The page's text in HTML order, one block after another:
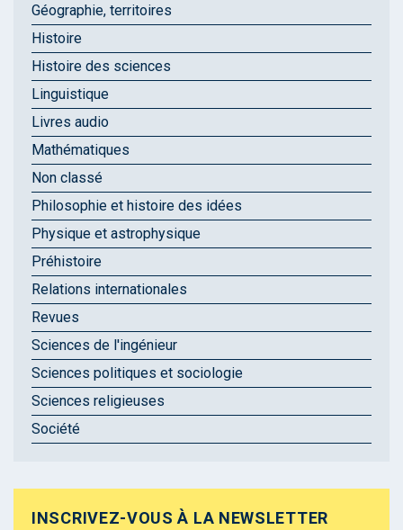
Géographie, territoires
Histoire
Histoire des sciences
Linguistique
Livres audio
Mathématiques
Non classé
Philosophie et histoire des idées
Physique et astrophysique
Préhistoire
Relations internationales
Revues
Sciences de l'ingénieur
Sciences politiques et sociologie
Sciences religieuses
Société
INSCRIVEZ-VOUS À LA NEWSLETTER